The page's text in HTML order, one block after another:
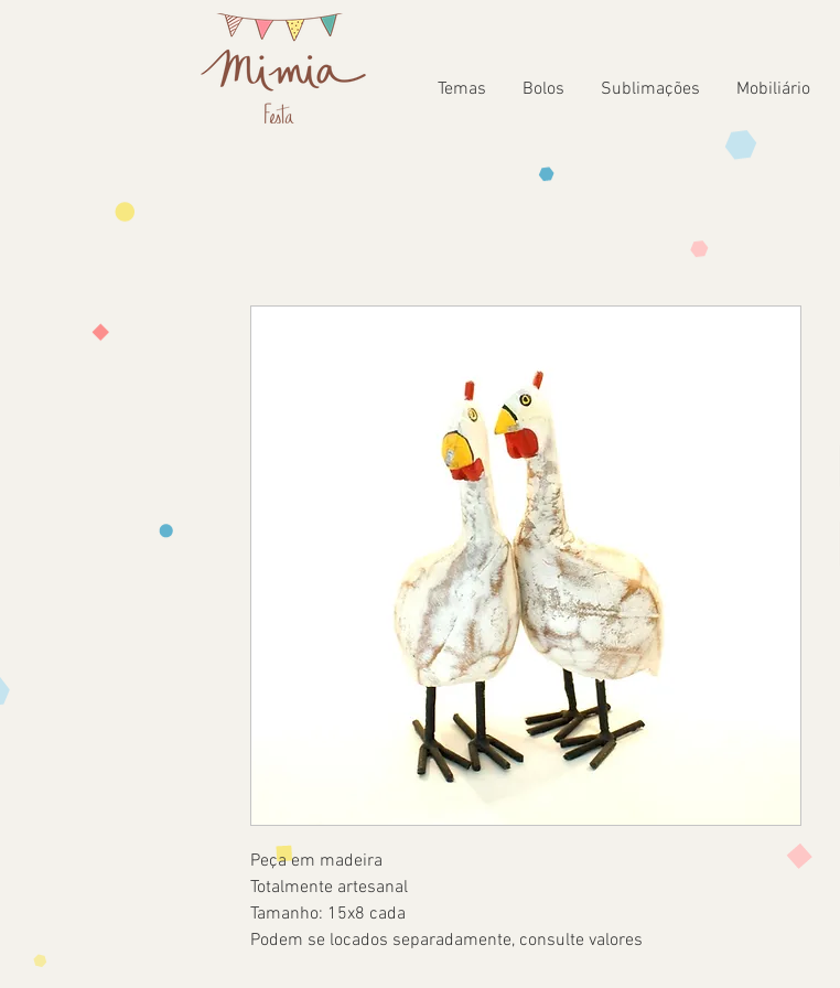
Temas Bolos Sublimações Mobiliário
Peça em madeira
Totalmente artesanal
Tamanho: 15x8 cada
Podem se locados separadamente, consulte valores